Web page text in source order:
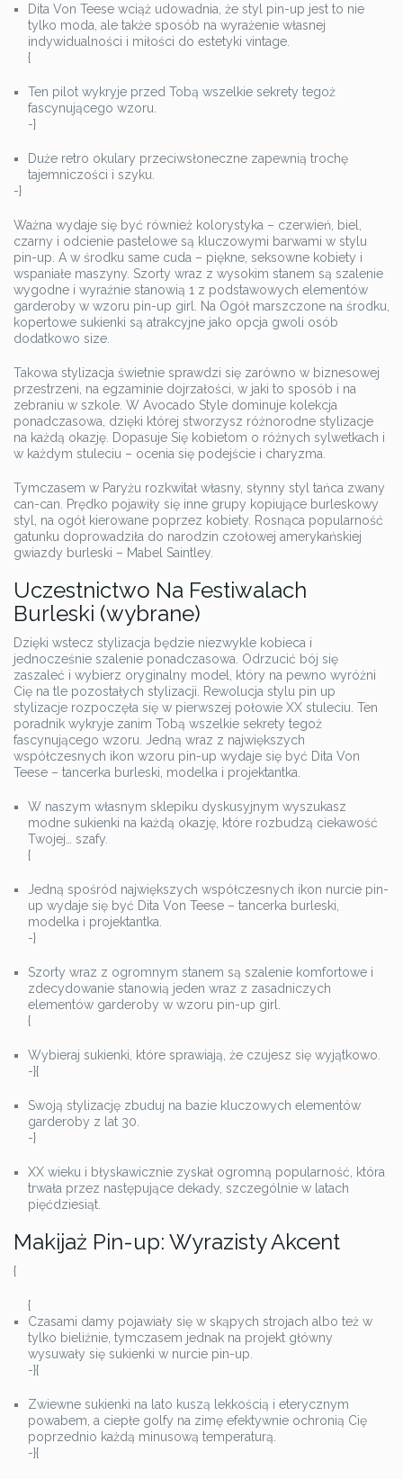
Dita Von Teese wciąż udowadnia, że styl pin-up jest to nie
tylko moda, ale także sposób na wyrażenie własnej
indywidualności i miłości do estetyki vintage.
{
Ten pilot wykryje przed Tobą wszelkie sekrety tegoż
fascynującego wzoru.
-}
Duże retro okulary przeciwsłoneczne zapewnią trochę
tajemniczości i szyku.
-}
Ważna wydaje się być również kolorystyka – czerwień, biel,
czarny i odcienie pastelowe są kluczowymi barwami w stylu
pin-up. A w środku same cuda – piękne, seksowne kobiety i
wspaniałe maszyny. Szorty wraz z wysokim stanem są szalenie
wygodne i wyraźnie stanowią 1 z podstawowych elementów
garderoby w wzoru pin-up girl. Na Ogół marszczone na środku,
kopertowe sukienki są atrakcyjne jako opcja gwoli osób
dodatkowo size.
Takowa stylizacja świetnie sprawdzi się zarówno w biznesowej
przestrzeni, na egzaminie dojrzałości, w jaki to sposób i na
zebraniu w szkole. W Avocado Style dominuje kolekcja
ponadczasowa, dzięki której stworzysz różnorodne stylizacje
na każdą okazję. Dopasuje Się kobietom o różnych sylwetkach i
w każdym stuleciu – ocenia się podejście i charyzma.
Tymczasem w Paryżu rozkwitał własny, słynny styl tańca zwany
can-can. Prędko pojawiły się inne grupy kopiujące burleskowy
styl, na ogół kierowane poprzez kobiety. Rosnąca popularność
gatunku doprowadziła do narodzin czołowej amerykańskiej
gwiazdy burleski – Mabel Saintley.
Uczestnictwo Na Festiwalach
Burleski (wybrane)
Dzięki wstecz stylizacja będzie niezwykle kobieca i
jednocześnie szalenie ponadczasowa. Odrzucić bój się
zaszaleć i wybierz oryginalny model, który na pewno wyróżni
Cię na tle pozostałych stylizacji. Rewolucja stylu pin up
stylizacje rozpoczęła się w pierwszej połowie XX stuleciu. Ten
poradnik wykryje zanim Tobą wszelkie sekrety tegoż
fascynującego wzoru. Jedną wraz z największych
współczesnych ikon wzoru pin-up wydaje się być Dita Von
Teese – tancerka burleski, modelka i projektantka.
W naszym własnym sklepiku dyskusyjnym wyszukasz
modne sukienki na każdą okazję, które rozbudzą ciekawość
Twojej… szafy.
{
Jedną spośród największych współczesnych ikon nurcie pin-
up wydaje się być Dita Von Teese – tancerka burleski,
modelka i projektantka.
-}
Szorty wraz z ogromnym stanem są szalenie komfortowe i
zdecydowanie stanowią jeden wraz z zasadniczych
elementów garderoby w wzoru pin-up girl.
{
Wybieraj sukienki, które sprawiają, że czujesz się wyjątkowo.
-}{
Swoją stylizację zbuduj na bazie kluczowych elementów
garderoby z lat 30.
-}
XX wieku i błyskawicznie zyskał ogromną popularność, która
trwała przez następujące dekady, szczególnie w latach
pięćdziesiąt.
Makijaż Pin-up: Wyrazisty Akcent
{
{
Czasami damy pojawiały się w skąpych strojach albo też w
tylko bieliźnie, tymczasem jednak na projekt główny
wysuwały się sukienki w nurcie pin-up.
-}{
Zwiewne sukienki na lato kuszą lekkością i eterycznym
powabem, a ciepłe golfy na zimę efektywnie ochronią Cię
poprzednio każdą minusową temperaturą.
-}{